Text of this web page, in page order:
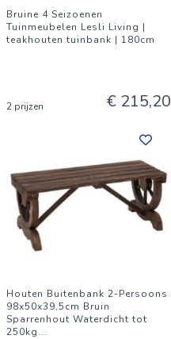
Bruine 4 Seizoenen
Tuinmeubelen Lesli Living |
teakhouten tuinbank | 180cm
2 prijzen € 215,20
Houten Buitenbank 2-Persoons
98x50x39,5cm Bruin
Sparrenhout Waterdicht tot
250kg...